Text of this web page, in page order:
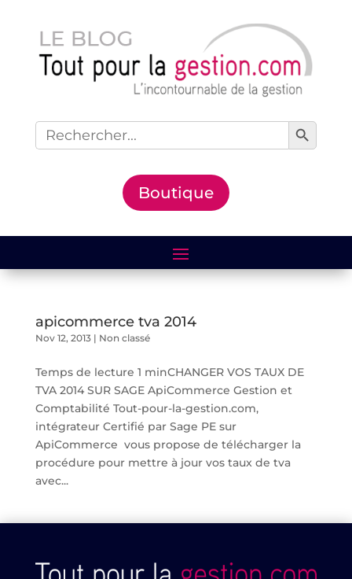
Search
for:
Search Button
Boutique
apicommerce tva 2014
Nov 12, 2013| Non classé
Temps de lecture 1 minCHANGER VOS TAUX DE
TVA 2014 SUR SAGE ApiCommerce Gestion et
Comptabilité Tout-pour-la-gestion.com,
intégrateur Certifié par Sage PE sur
ApiCommerce vous propose de télécharger la
procédure pour mettre à jour vos taux de tva
avec...